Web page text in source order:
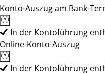
Konto-Auszug am Bank-
In der Kontoführung
Online-Konto-Auszug
In der Kontoführung